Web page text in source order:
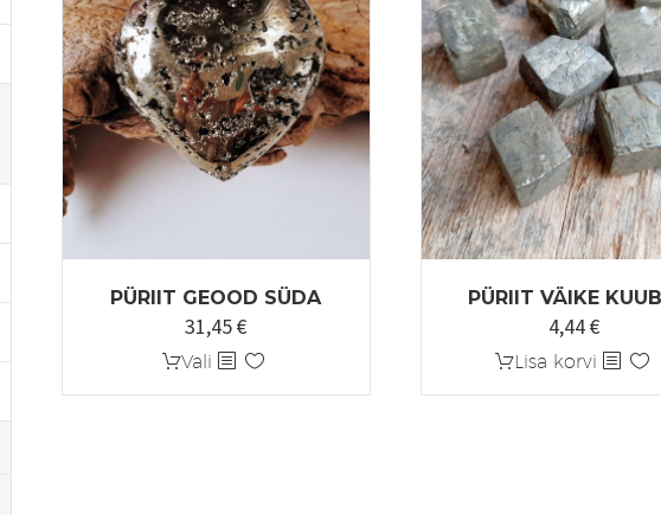
PÜRIIT GEOOD SÜDA
Algne
hind
31,45€Praegune
hind
Vali Sellel
tootel
PÜRIIT VÄIKE
4,44€
Lisa korvi